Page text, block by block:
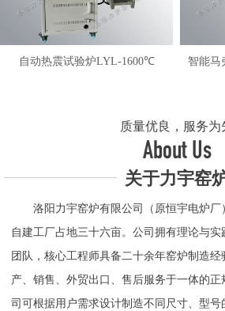
自动热震试验炉LYL-1600℃
质量优良，服务为
About Us
关于力宇窑
洛阳力宇窑炉有限公司（原恒宇电炉厂
自建工厂占地三十六亩。公司拥有理论与
团队，核心工程师具备二十余年窑炉制造
产、销售、外贸出口、售后服务于一体
司可根据用户需求设计制造不同尺寸、型